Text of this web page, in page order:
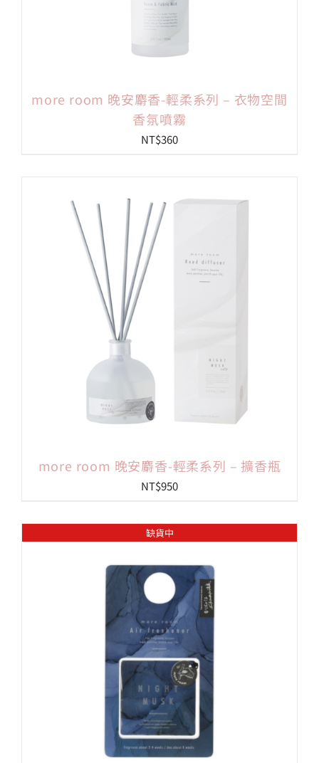
more room 晚安麝香-輕柔系列 – 衣物空間
香氛噴霧
NT$360
more room 晚安麝香-輕柔系列 – 擴香瓶
NT$950
缺貨中